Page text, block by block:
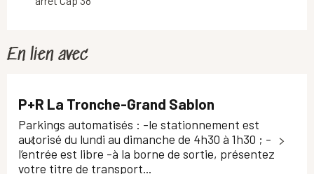
En lien avec
P+R La Tronche-Grand Sablon
Parkings automatisés : -le stationnement est
autorisé du lundi au dimanche de 4h30 à 1h30 ; -
l’entrée est libre -à la borne de sortie, présentez
votre titre de transport...